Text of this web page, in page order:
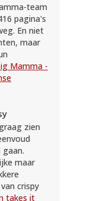
team
pagina's
En niet
maar
Mamma -
zien
maar
crispy
takes it